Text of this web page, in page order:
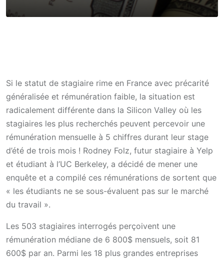
Si le statut de stagiaire rime en France avec précarité
généralisée et rémunération faible, la situation est
radicalement différente dans la Silicon Valley où les
stagiaires les plus recherchés peuvent percevoir une
rémunération mensuelle à 5 chiffres durant leur stage
d’été de trois mois ! Rodney Folz, futur stagiaire à Yelp
et étudiant à l’UC Berkeley, a décidé de mener une
enquête et a compilé ces rémunérations de sortent que
« les étudiants ne se sous-évaluent pas sur le marché
du travail ».
Les 503 stagiaires interrogés perçoivent une
rémunération médiane de 6 800$ mensuels, soit 81
600$ par an. Parmi les 18 plus grandes entreprises